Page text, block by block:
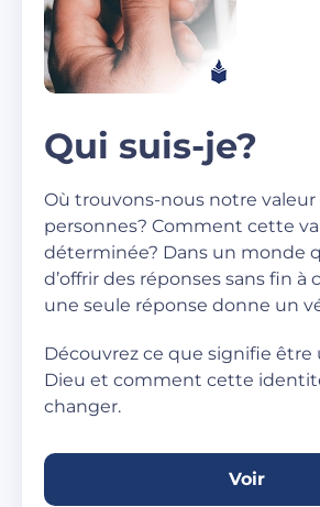
Qui suis-je?
Où trouvons-nous notre
personnes? Comment cette
déterminée? Dans un monde
d’offrir des réponses sans fin
une seule réponse donne un
Découvrez ce que signifie être
Dieu et comment cette
changer.
Voir